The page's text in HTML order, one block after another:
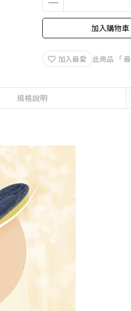
加入購物車
加入最愛 此商品 「
規格說明